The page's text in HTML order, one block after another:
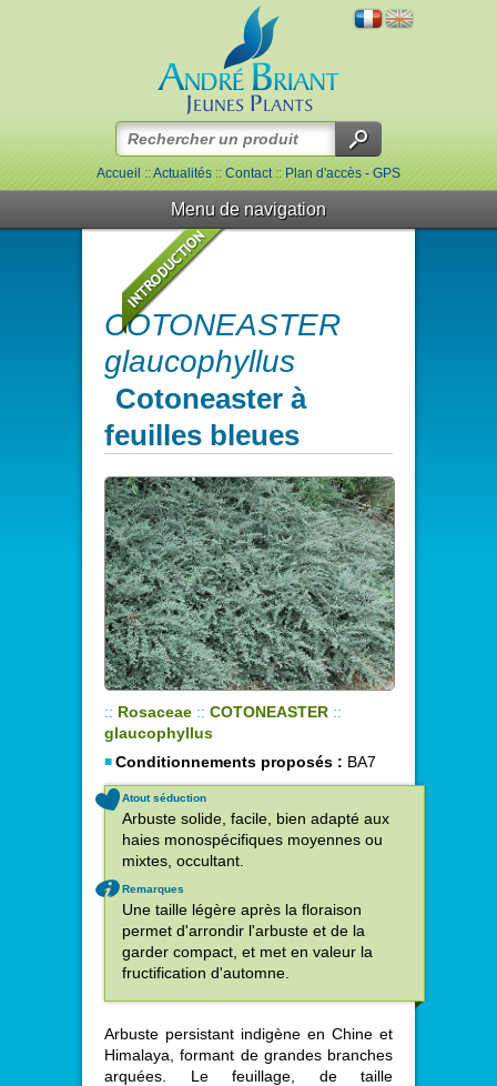
Accueil::Actualités::Contact::Plan d'accès - GPS
Menu de navigation
COTONEASTER
glaucophyllus
Cotoneaster à
feuilles bleues
:: Rosaceae :: COTONEASTER ::
glaucophyllus
Conditionnements proposés : BA7
Atout séduction
Arbuste solide, facile, bien adapté aux
haies monospécifiques moyennes ou
mixtes, occultant.
Remarques
Une taille légère après la floraison
permet d'arrondir l'arbuste et de la
garder compact, et met en valeur la
fructification d'automne.
Arbuste persistant indigène en Chine et
Himalaya, formant de grandes branches
arquées. Le feuillage, de taille